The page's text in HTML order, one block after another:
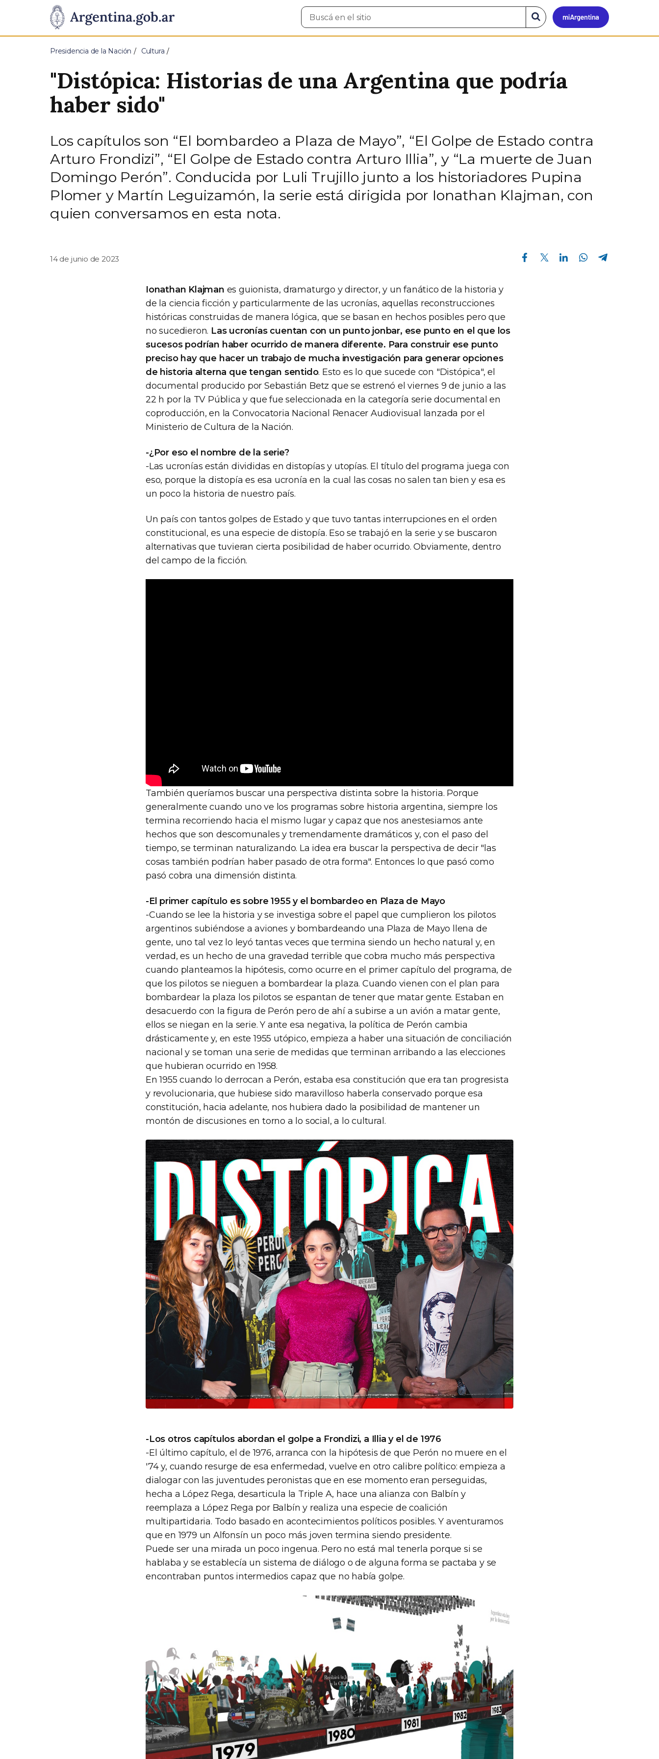
Presidencia
de
Pasar al contenido principal
Mi
Buscar
en
Buscar
en
el
Presidencia de la Nación Cultura
"Distópica: Historias de una Argentina que podría
haber sido"
Los capítulos son “El bombardeo a Plaza de Mayo”, “El Golpe de Estado contra
Arturo Frondizi”, “El Golpe de Estado contra Arturo Illia”, y “La muerte de Juan
Domingo Perón”. Conducida por Luli Trujillo junto a los historiadores Pupina
Plomer y Martín Leguizamón, la serie está dirigida por Ionathan Klajman, con
quien conversamos en esta nota.
14 de junio de 2023
Compartir en Facebook Compartir en Twitter Compartir en Linkedin Compartir en Whatsapp
Ionathan Klajman es guionista, dramaturgo y director, y un fanático de la historia y
de la ciencia ficción y particularmente de las ucronías, aquellas reconstrucciones
históricas construidas de manera lógica, que se basan en hechos posibles pero que
no sucedieron. Las ucronías cuentan con un punto jonbar, ese punto en el que los
sucesos podrían haber ocurrido de manera diferente. Para construir ese punto
preciso hay que hacer un trabajo de mucha investigación para generar opciones
de historia alterna que tengan sentido. Esto es lo que sucede con "Distópica", el
documental producido por Sebastián Betz que se estrenó el viernes 9 de junio a las
22 h por la TV Pública y que fue seleccionada en la categoría serie documental en
coproducción, en la Convocatoria Nacional Renacer Audiovisual lanzada por el
Ministerio de Cultura de la Nación.
-¿Por eso el nombre de la serie?
-Las ucronías están divididas en distopías y utopías. El título del programa juega con
eso, porque la distopía es esa ucronía en la cual las cosas no salen tan bien y esa es
un poco la historia de nuestro país.
Un país con tantos golpes de Estado y que tuvo tantas interrupciones en el orden
constitucional, es una especie de distopía. Eso se trabajó en la serie y se buscaron
alternativas que tuvieran cierta posibilidad de haber ocurrido. Obviamente, dentro
del campo de la ficción.
También queríamos buscar una perspectiva distinta sobre la historia. Porque
generalmente cuando uno ve los programas sobre historia argentina, siempre los
termina recorriendo hacia el mismo lugar y capaz que nos anestesiamos ante
hechos que son descomunales y tremendamente dramáticos y, con el paso del
tiempo, se terminan naturalizando. La idea era buscar la perspectiva de decir "las
cosas también podrían haber pasado de otra forma". Entonces lo que pasó como
pasó cobra una dimensión distinta.
-El primer capítulo es sobre 1955 y el bombardeo en Plaza de Mayo
-Cuando se lee la historia y se investiga sobre el papel que cumplieron los pilotos
argentinos subiéndose a aviones y bombardeando una Plaza de Mayo llena de
gente, uno tal vez lo leyó tantas veces que termina siendo un hecho natural y, en
verdad, es un hecho de una gravedad terrible que cobra mucho más perspectiva
cuando planteamos la hipótesis, como ocurre en el primer capítulo del programa, de
que los pilotos se nieguen a bombardear la plaza. Cuando vienen con el plan para
bombardear la plaza los pilotos se espantan de tener que matar gente. Estaban en
desacuerdo con la figura de Perón pero de ahí a subirse a un avión a matar gente,
ellos se niegan en la serie. Y ante esa negativa, la política de Perón cambia
drásticamente y, en este 1955 utópico, empieza a haber una situación de conciliación
nacional y se toman una serie de medidas que terminan arribando a las elecciones
que hubieran ocurrido en 1958.
En 1955 cuando lo derrocan a Perón, estaba esa constitución que era tan progresista
y revolucionaria, que hubiese sido maravilloso haberla conservado porque esa
constitución, hacia adelante, nos hubiera dado la posibilidad de mantener un
montón de discusiones en torno a lo social, a lo cultural.
-Los otros capítulos abordan el golpe a Frondizi, a Illia y el de 1976
-El último capítulo, el de 1976, arranca con la hipótesis de que Perón no muere en el
'74 y, cuando resurge de esa enfermedad, vuelve en otro calibre político: empieza a
dialogar con las juventudes peronistas que en ese momento eran perseguidas,
hecha a López Rega, desarticula la Triple A, hace una alianza con Balbín y
reemplaza a López Rega por Balbín y realiza una especie de coalición
multipartidaria. Todo basado en acontecimientos políticos posibles. Y aventuramos
que en 1979 un Alfonsín un poco más joven termina siendo presidente.
Puede ser una mirada un poco ingenua. Pero no está mal tenerla porque si se
hablaba y se establecía un sistema de diálogo o de alguna forma se pactaba y se
encontraban puntos intermedios capaz que no había golpe.